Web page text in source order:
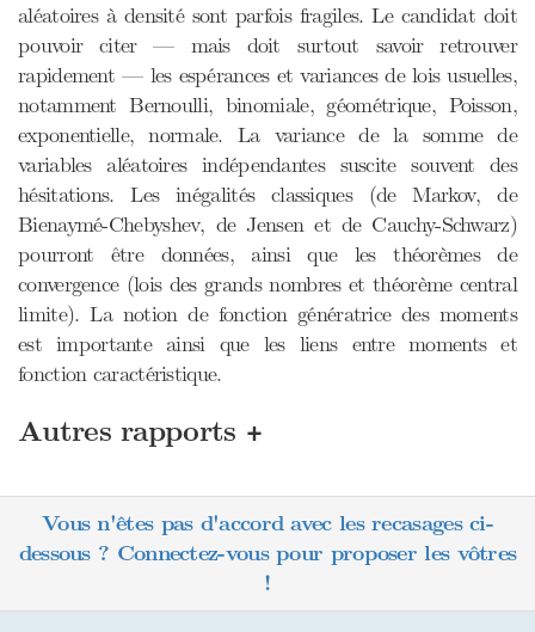
aléatoires à densité sont parfois fragiles. Le candidat doit
pouvoir citer — mais doit surtout savoir retrouver
rapidement — les espérances et variances de lois usuelles,
notamment Bernoulli, binomiale, géométrique, Poisson,
exponentielle, normale. La variance de la somme de
variables aléatoires indépendantes suscite souvent des
hésitations. Les inégalités classiques (de Markov, de
Bienaymé-Chebyshev, de Jensen et de Cauchy-Schwarz)
pourront être données, ainsi que les théorèmes de
convergence (lois des grands nombres et théorème central
limite). La notion de fonction génératrice des moments
est importante ainsi que les liens entre moments et
fonction caractéristique.
Autres rapports +
Vous n'êtes pas d'accord avec les recasages ci-
dessous ? Connectez-vous pour proposer les vôtres
!